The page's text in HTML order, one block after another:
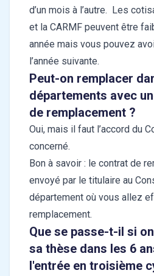
d’un mois à l’autre. Les
et la CARMF peuvent être
année mais vous pouvez
l’année suivante.
Peut-on remplacer
départements avec
de remplacement ?
Oui, mais il faut l’accord du
concerné.
Bon à savoir : le contrat de
envoyé par le titulaire au
département où vous allez
remplacement.
Que se passe-t-il si
sa thèse dans les 6
l'entrée en troisième